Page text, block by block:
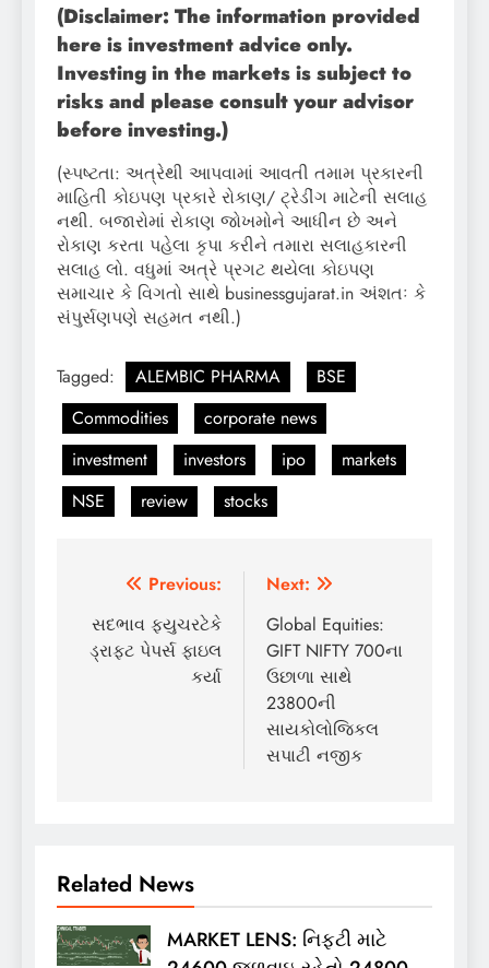
(Disclaimer: The information provided
here is investment advice only.
Investing in the markets is subject to
risks and please consult your advisor
before investing.)
(સ્પષ્ટતા: અત્રેથી આપવામાં આવતી તમામ પ્રકારની
માહિતી કોઇપણ પ્રકારે રોકાણ/ ટ્રેડીંગ માટેની સલાહ
નથી. બજારોમાં રોકાણ જોખમોને આધીન છે અને
રોકાણ કરતા પહેલા કૃપા કરીને તમારા સલાહકારની
સલાહ લો. વધુમાં અત્રે પ્રગટ થયેલા કોઇપણ
સમાચાર કે વિગતો સાથે businessgujarat.in અંશતઃ કે
સંપુર્સણપણે સહમત નથી.)
Tagged: ALEMBIC PHARMA
BSE
Commodities
corporate news
investment
investors ipo
markets
NSE
review stocks
Post
navigation
Previous:
સદભાવ ફ્યુચરટેકે
ડ્રાફ્ટ પેપર્સ ફાઇલ
કર્યા
Next:
Global Equities:
GIFT NIFTY 700ના
ઉછાળા સાથે
23800ની
સાયકોલોજિકલ
સપાટી નજીક
Related News
MARKET LENS: નિફ્ટી માટે